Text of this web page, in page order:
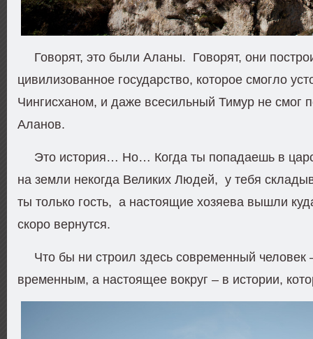
Говорят, это были Аланы. Говорят, они
цивилизованное государство, которое смогло
Чингисханом, и даже всесильный Тимур не смог
Аланов.
Это история… Но… Когда ты попадаешь в
на земли некогда Великих Людей, у тебя
ты только гость, а настоящие хозяева вышли
скоро вернутся.
Что бы ни строил здесь современный
временным, а настоящее вокруг – в истории,